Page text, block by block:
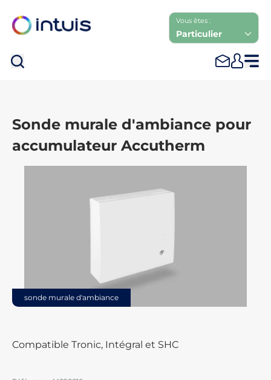
Vous êtes :
Particulier
Sonde murale d'ambiance pour
accumulateur Accutherm
sonde murale d'ambiance
Compatible Tronic, Intégral et SHC